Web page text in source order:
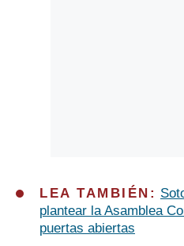
LEA TAMBIÉN:
plantear la Asamblea
puertas abiertas